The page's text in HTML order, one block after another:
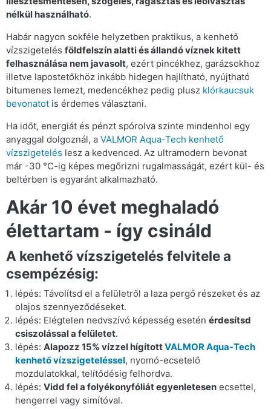
nélkül használható.
Habár nagyon sokféle helyzetben praktikus, a kenhető
vízszigetelés földfelszín alatti és állandó víznek kitett
felhasználása nem javasolt, ezért pincékhez, garázsokhoz
illetve lapostetőkhöz inkább hidegen hajlítható, nyújtható
bitumenes lemezt, medencékhez pedig plusz klórkaucsuk
bevonatot is érdemes választani.
Ha időt, energiát és pénzt spórolva szinte mindenhol egy
anyaggal dolgoznál, a VALMOR Aqua-Tech kenhető
vízszigetelés lesz a kedvenced. Az ultramodern bevonat
már -30 °C-ig képes megőrizni rugalmasságát, ezért kül- és
beltérben is egyaránt alkalmazható.
Akár 10 évet meghaladó
élettartam - így csináld
A kenhető vízszigetelés felvitele a
csempézésig:
lépés: Távolítsd el a felületről a laza pergő részeket és az
olajos szennyeződéseket.
lépés: Elégtelen nedvszívó képesség esetén érdesítsd
csiszolással a felületet.
lépés: Alapozz 15% vízzel hígítottVALMOR Aqua-Tech
kenhető vízszigeteléssel, nyomó-ecsetelő
mozdulatokkal, telítődésig felhordva.
lépés: Vidd fel a folyékonyfóliát egyenletesen ecsettel,
hengerrel vagy simítóval.